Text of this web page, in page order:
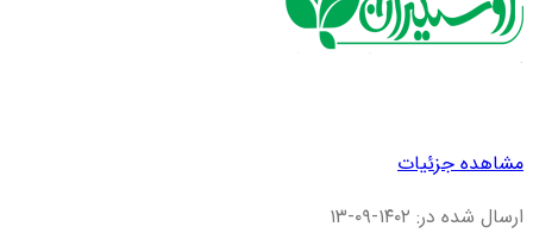
مشاهده جزئیات
ارسال شده در: ۱۴۰۲-۰۹-۱۳